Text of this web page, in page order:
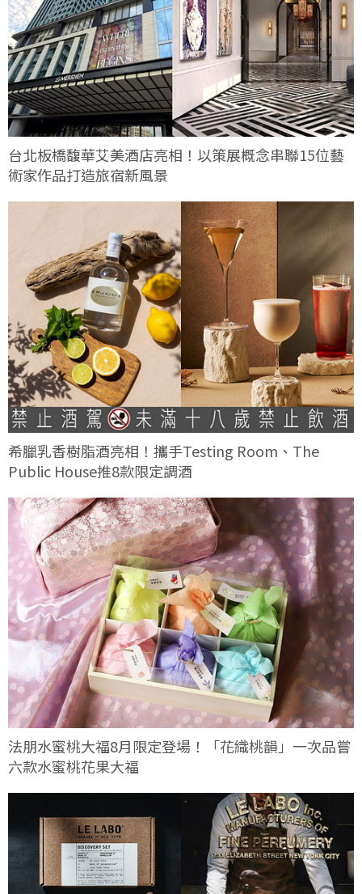
台北板橋馥華艾美酒店亮相！以策展概念串聯15位藝
術家作品打造旅宿新風景
希臘乳香樹脂酒亮相！攜手Testing Room、The
Public House推8款限定調酒
法朋水蜜桃大福8月限定登場！「花織桃韻」一次品嘗
六款水蜜桃花果大福